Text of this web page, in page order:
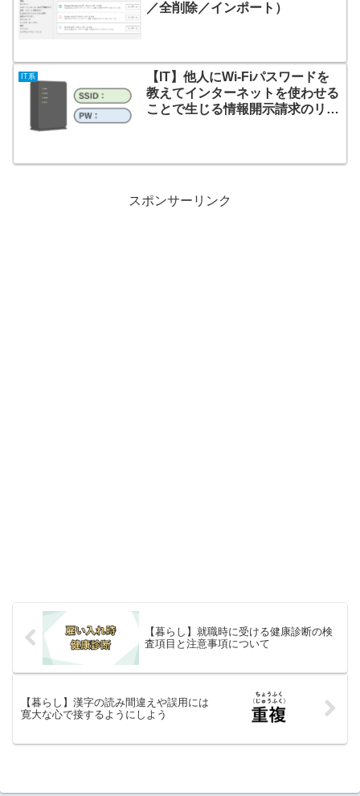
／全削除／インポート）
IT系
【IT】他人にWi-Fiパスワードを
教えてインターネットを使わせる
ことで生じる情報開示請求のリス
スポンサーリンク
【暮らし】就職時に受ける健康診断の検
査項目と注意事項について
【暮らし】漢字の読み間違えや誤用には
寛大な心で接するようにしよう